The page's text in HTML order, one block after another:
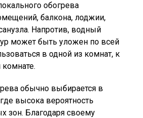
обогрева
балкона, лоджии,
Напротив, водный
может быть уложен по всей
в одной из комнат, к
обычно выбирается в
высока вероятность
зон. Благодаря своему